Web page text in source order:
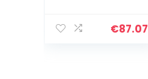
Drukinstellingen,
€87.07